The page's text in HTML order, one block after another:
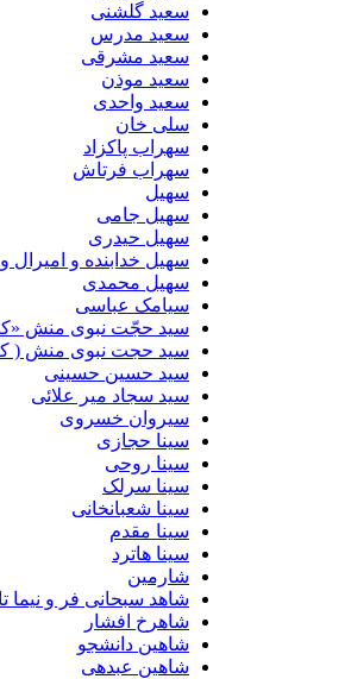
سعید گلشنی
سعید مدرس
سعید مشرقی
سعید موذن
سعید واحدی
سلی خان
سهراب پاکزاد
سهراب فرتاش
سهیل
سهیل جامی
سهیل حیدری
سهیل خدابنده و امیرال و طرفه
سهیل محمدی
سیامک عباسی
سید حجّت نبوی منش «کاوه»
سید حجت نبوی منش ( کاوه )
سید حسین حسینى
سید سجاد میر علائی
سیروان خسروی
سینا حجازی
سینا روحی
سینا سرلک
سینا شعبانخانی
سینا مقدم
سینا هاترد
شارمین
شاهد سبحانی فر و نیما تاری
شاهرخ افشار
شاهین دانشجو
شاهین عبدهی